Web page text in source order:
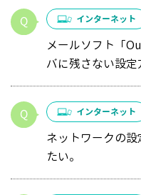
インターネット
メールソフト「
バに残さない設定
インターネット
ネットワークの
たい。